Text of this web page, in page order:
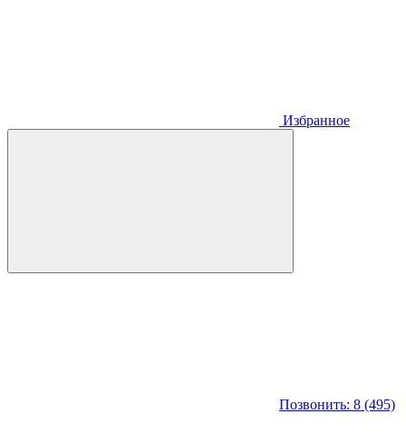
Избранное
Позвонить: 8 (495)